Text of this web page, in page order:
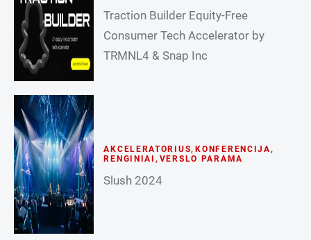
Traction Builder Equity-Free
Consumer Tech Accelerator by
TRMNL4 & Snap Inc
AKCELERATORIUS, KONFERENCIJA,
RENGINIAI , VERSLO PARAMA
Slush 2024